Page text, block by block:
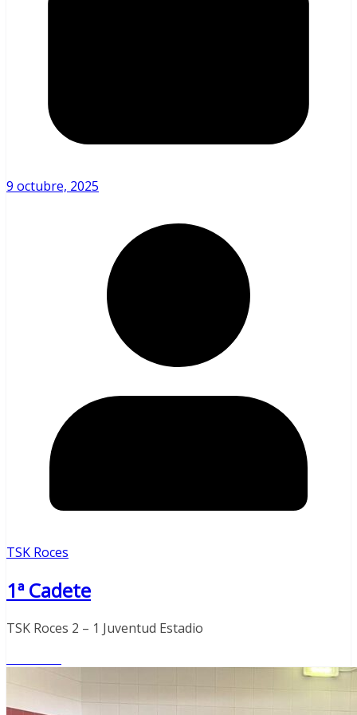
9 octubre, 2025
TSK Roces
1ª Cadete
TSK Roces 2 – 1 Juventud Estadio